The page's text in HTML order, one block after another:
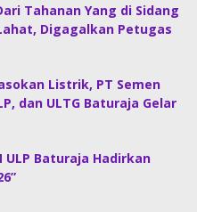
Tahanan Yang di Sidang
Digagalkan Petugas
Listrik, PT Semen
dan ULTG Baturaja Gelar
ULP Baturaja Hadirkan